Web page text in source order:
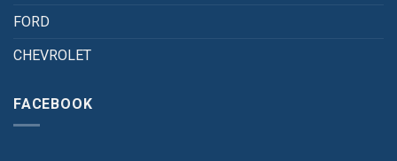
FORD
CHEVROLET
FACEBOOK